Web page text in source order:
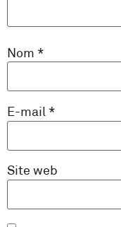
Nom *
E-mail *
Site web